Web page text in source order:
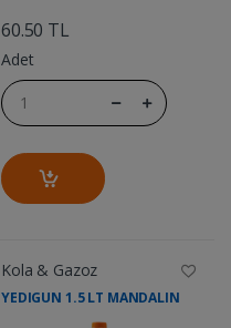
60.50 TL
Adet
Kola & Gazoz
YEDIGUN 1.5 LT MANDALIN